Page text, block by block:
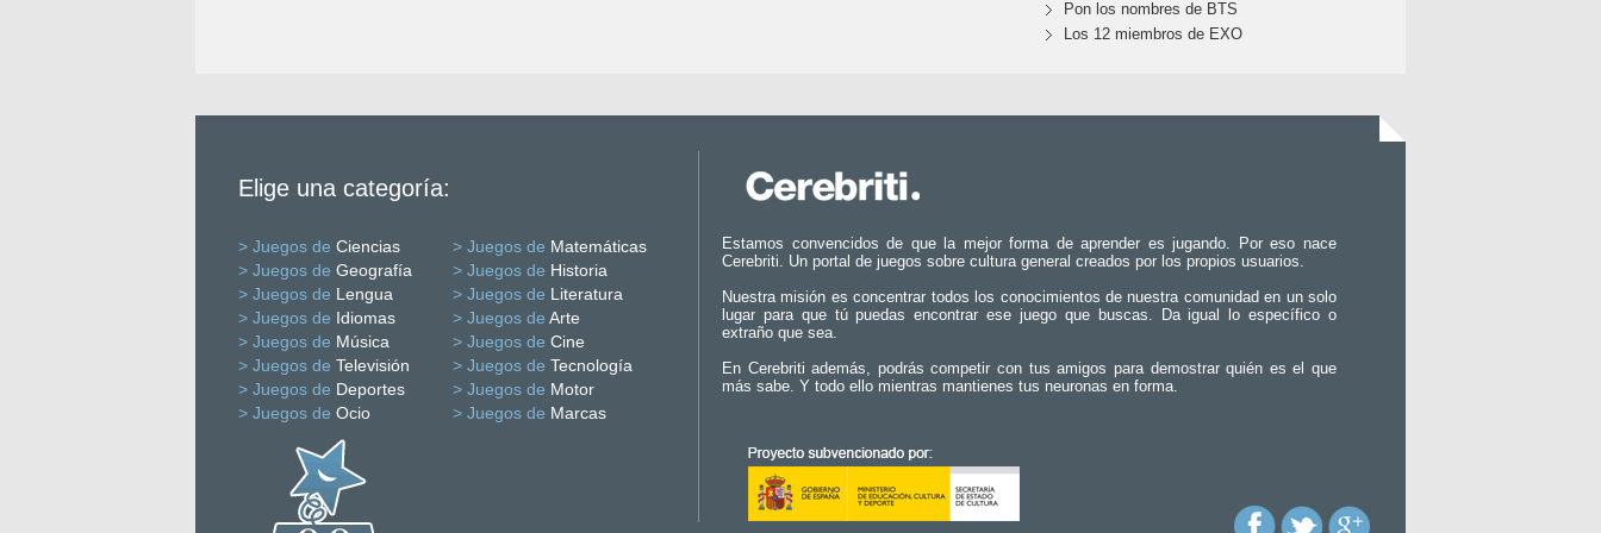
Pon los nombres de BTS
Los 12 miembros de EXO
Elige una categoría:
> Juegos de Ciencias > Juegos de Matemáticas
> Juegos de Geografía > Juegos de Historia
> Juegos de Lengua > Juegos de Literatura
> Juegos de Idiomas > Juegos de Arte
> Juegos de Música > Juegos de Cine
> Juegos de Televisión > Juegos de Tecnología
> Juegos de Deportes > Juegos de Motor
> Juegos de Ocio > Juegos de Marcas
Estamos convencidos de que la mejor forma de aprender es jugando. Por eso nace
Cerebriti. Un portal de juegos sobre cultura general creados por los propios usuarios.
Nuestra misión es concentrar todos los conocimientos de nuestra comunidad en un solo
lugar para que tú puedas encontrar ese juego que buscas. Da igual lo específico o
extraño que sea.
En Cerebriti además, podrás competir con tus amigos para demostrar quién es el que
más sabe. Y todo ello mientras mantienes tus neuronas en forma.